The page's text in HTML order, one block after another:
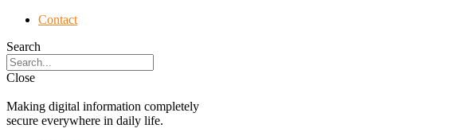
Contact
Search
Close
Making digital information completely
secure everywhere in daily life.